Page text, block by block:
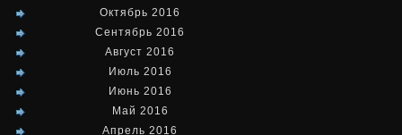
Октябрь 2016
Сентябрь 2016
Август 2016
Июль 2016
Июнь 2016
Май 2016
Апрель 2016